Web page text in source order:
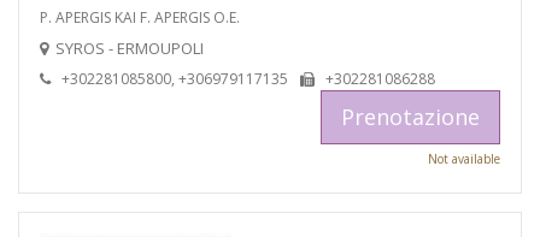
P. APERGIS KAI F. APERGIS O.E.
SYROS - ERMOUPOLI
+302281085800, +306979117135 +302281086288
Prenotazione
Not available